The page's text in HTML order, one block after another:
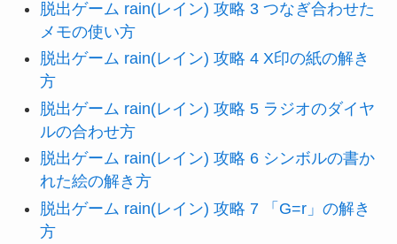
脱出ゲーム rain(レイン) 攻略 3 つなぎ合わせた
メモの使い方
脱出ゲーム rain(レイン) 攻略 4 X印の紙の解き
方
脱出ゲーム rain(レイン) 攻略 5 ラジオのダイヤ
ルの合わせ方
脱出ゲーム rain(レイン) 攻略 6 シンボルの書か
れた絵の解き方
脱出ゲーム rain(レイン) 攻略 7 「G=r」の解き
方